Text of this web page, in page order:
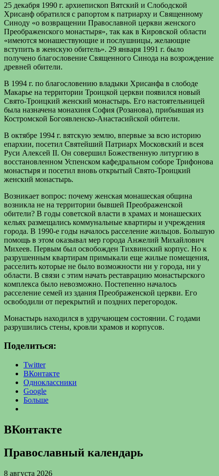
25 декабря 1990 г. архиепископ Вятский и Слободской
Хрисанф обратился с рапортом к патриарху и Священному
Синоду «о возвращении Православной церкви женского
Преображенского монастыря», так как в Кировской области
«имеются монашествующие и послушницы, желающие
вступить в женскую обитель». 29 января 1991 г. было
получено благословение Священного Синода на возрождение
древней обители.
В 1994 г. по благословению владыки Хрисанфа в слободе
Макарье на территории Троицкой церкви появился новый
Свято-Троицкий женский монастырь. Его настоятельницей
была назначена монахиня София (Розанова), прибывшая из
Костромской Богоявленско-Анастасийской обители.
В октябре 1994 г. вятскую землю, впервые за всю историю
епархии, посетил Святейший Патриарх Московский и всея
Руси Алексей II. Он совершил Божественную литургию в
восстановленном Успенском кафедральном соборе Трифонова
монастыря и посетил вновь открытый Свято-Троицкий
женский монастырь.
Возникает вопрос: почему женская монашеская община
возникла не на территории бывшей Преображенской
обители? В годы советской власти в храмах и монашеских
кельях размещались коммунальные квартиры и учреждения
города. В 1990-е годы началось расселение жильцов. Большую
помощь в этом оказывал мер города Анжелий Михайлович
Михеев. Первым был освобожден Тихвинский корпус. Но к
разрушенным квартирам примыкали еще жилые помещения,
расселить которые не было возможности ни у города, ни у
области. В связи с этим начать реставрацию монастырского
комплекса было невозможно. Постепенно началось
расселение семей из здания Преображенской церкви. Его
освободили от перекрытий и поздних перегородок.
Монастырь находился в удручающем состоянии. С годами
разрушились стены, кровли храмов и корпусов.
Поделиться:
Twitter
ВКонтакте
Одноклассники
Google
Больше
ВКонтакте
Православный календарь
8 августа 2026